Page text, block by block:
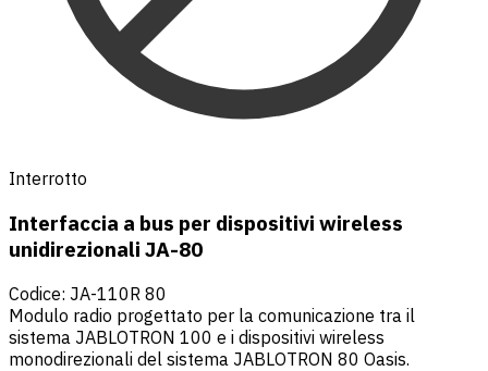
Interrotto
Interfaccia a bus per dispositivi wireless
unidirezionali JA-80
Codice: JA-110R 80
Modulo radio progettato per la comunicazione tra il
sistema JABLOTRON 100 e i dispositivi wireless
monodirezionali del sistema JABLOTRON 80 Oasis.